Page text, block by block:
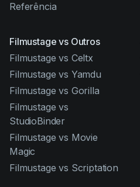
Referência
Filmustage vs Outros
Filmustage vs Celtx
Filmustage vs Yamdu
Filmustage vs Gorilla
Filmustage vs
StudioBinder
Filmustage vs Movie
Magic
Filmustage vs Scriptation